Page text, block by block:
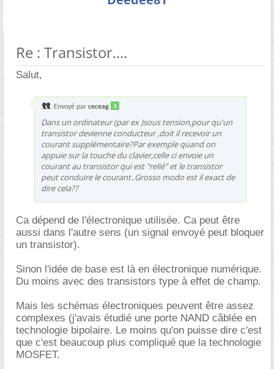
Re : Transistor....
Salut,
Envoyé par ceceag
Dans un ordinateur (par ex )sous tension,pour qu'un
transistor devienne conducteur ,doit il recevoir un
courant supplémentaire?Par exemple quand on
appuie sur la touche du clavier,celle ci envoie un
courant au transistor qui est "relié" et le transistor
peut conduire le courant..Grosso modo est il exact de
dire cela??
Ca dépend de l'électronique utilisée. Ca peut être
aussi dans l'autre sens (un signal envoyé peut bloquer
un transistor).
Sinon l'idée de base est là en électronique numérique.
Du moins avec des transistors type à effet de champ.
Mais les schémas électroniques peuvent être assez
complexes (j'avais étudié une porte NAND câblée en
technologie bipolaire. Le moins qu'on puisse dire c'est
que c'est beaucoup plus compliqué que la technologie
MOSFET.